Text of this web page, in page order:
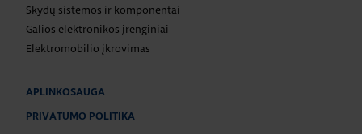
Skydų sistemos ir komponentai
Galios elektronikos įrenginiai
Elektromobilio įkrovimas
APLINKOSAUGA
PRIVATUMO POLITIKA